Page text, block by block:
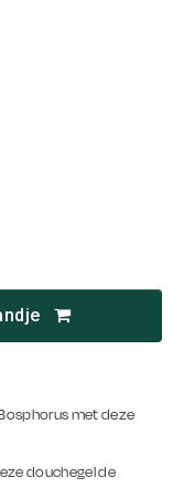
met deze
douchegel de